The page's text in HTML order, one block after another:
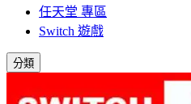
任天堂 專區
Switch 遊戲
分類